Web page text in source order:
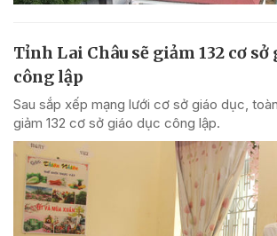
Tỉnh Lai Châu sẽ giảm 132 cơ sở
công lập
Sau sắp xếp mạng lưới cơ sở giáo dục,
giảm 132 cơ sở giáo dục công lập.